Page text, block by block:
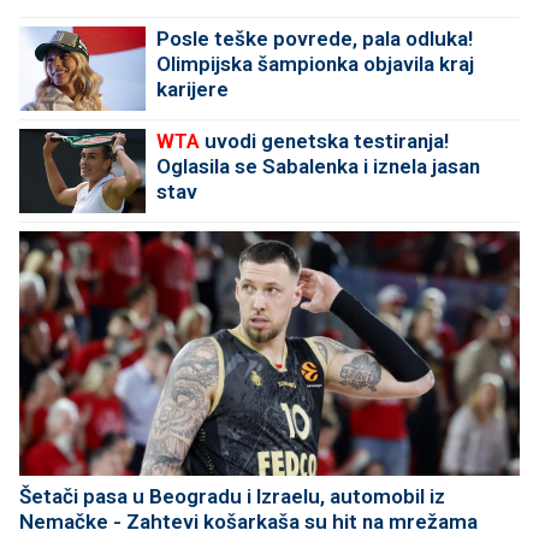
Posle teške povrede, pala odluka!
Olimpijska šampionka objavila kraj
karijere
WTA uvodi genetska testiranja!
Oglasila se Sabalenka i iznela jasan
stav
Šetači pasa u Beogradu i Izraelu, automobil iz
Nemačke - Zahtevi košarkaša su hit na mrežama